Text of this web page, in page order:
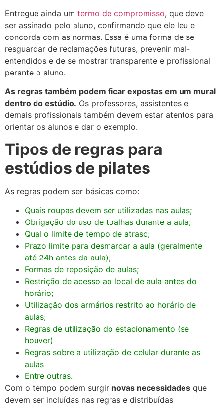
Entregue ainda um termo de compromisso, que deve
ser assinado pelo aluno, confirmando que ele leu e
concorda com as normas. Essa é uma forma de se
resguardar de reclamações futuras, prevenir mal-
entendidos e de se mostrar transparente e profissional
perante o aluno.
As regras também podem ficar expostas em um mural
dentro do estúdio. Os professores, assistentes e
demais profissionais também devem estar atentos para
orientar os alunos e dar o exemplo.
Tipos de regras para
estúdios de pilates
As regras podem ser básicas como:
Quais roupas devem ser utilizadas nas aulas;
Obrigação do uso de toalhas durante a aula;
Qual o limite de tempo de atraso;
Prazo limite para desmarcar a aula (geralmente
até 24h antes da aula);
Formas de reposição de aulas;
Restrição de acesso ao local de aula antes do
horário;
Utilização dos armários restrito ao horário de
aulas;
Regras de utilização do estacionamento (se
houver)
Regras sobre a utilização de celular durante as
aulas
Entre outras.
Com o tempo podem surgir novas necessidades que
devem ser incluídas nas regras e distribuídas